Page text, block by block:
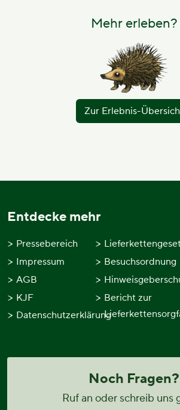
Mehr erleben?
Zur Erlebnis-
Noch Fragen?
Ruf an oder schreib uns
Entdecke mehr
Pressebereich
Impressum
AGB
KJF
Datenschutzerklärung
Besuchsordnung
Bericht zur